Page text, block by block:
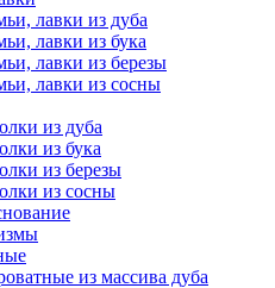
лавки из дуба
лавки из бука
лавки из березы
лавки из сосны
из дуба
из бука
из березы
из сосны
из массива дуба